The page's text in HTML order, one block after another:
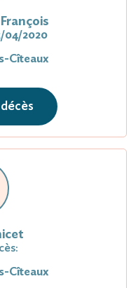
04/2020
Cîteaux
Cîteaux